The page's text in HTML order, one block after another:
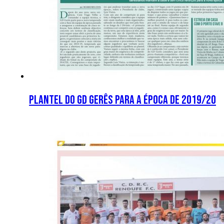
Plantel do GD Gerês para a época de 2019/20